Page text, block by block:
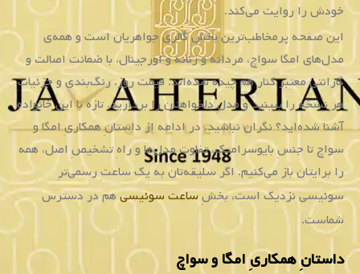
خودش را روایت می‌کند.
این صفحه پرمخاطب‌ترین بخشِ گالری جواهریان است و همه‌ی
مدل‌های امگا سواچ، مردانه و زنانه و اورجینال، با ضمانت اصالت و
گارانتی معتبر کنار هم چیده شده‌اند. قیمت روز، رنگ‌بندی و جزئیاتِ
هر نسخه را ببینید و مدلِ دلخواهتان را بردارید. تازه با این خانواده
آشنا شده‌اید؟ نگران نباشید. در ادامه از داستانِ همکاریِ امگا و
سواچ تا جنسِ بایوسرامیک، تفاوتِ مدل‌ها و راهِ تشخیصِ اصل، همه
را برایتان باز می‌کنیم. اگر سلیقه‌تان به یک ساعتِ رسمی‌ترِ
سوئیسی نزدیک است، بخشِساعت سوئیسیهم در دسترس
شماست.
داستانِ همکاریِ امگا و سواچ